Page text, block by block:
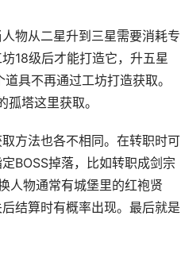
物从二星升到三星需要消耗专
18级后才能打造它，升五星
具不再通过工坊打造获取。
塔这里获取。
方法也各不相同。在转职时可
BOSS掉落，比如转职成剑宗
人物通常有城堡里的红袍贤
结算时有概率出现。最后就是